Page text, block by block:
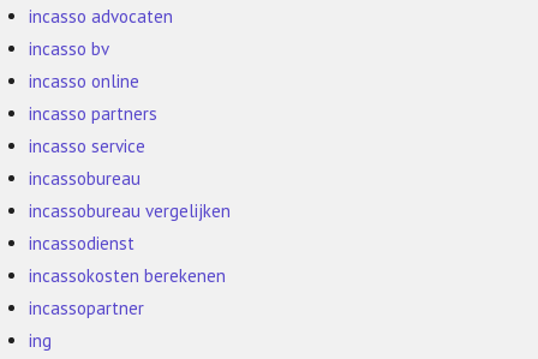
incasso advocaten
incasso bv
incasso online
incasso partners
incasso service
incassobureau
incassobureau vergelijken
incassodienst
incassokosten berekenen
incassopartner
ing